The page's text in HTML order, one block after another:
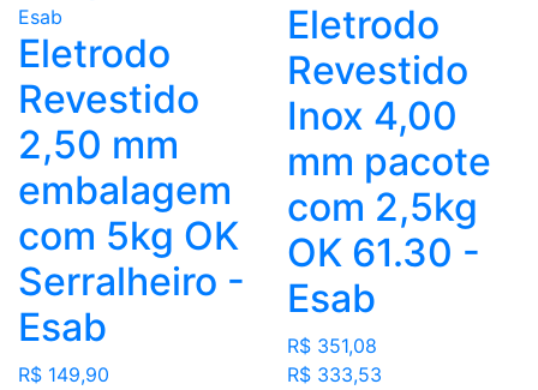
Eletrodo
Revestido
2,50 mm
embalagem
com 5kg OK
Serralheiro -
Esab
R$ 149,90
Eletrodo
Revestido
Inox 4,00
mm pacote
com 2,5kg
OK 61.30 -
Esab
R$ 351,08
R$ 333,53